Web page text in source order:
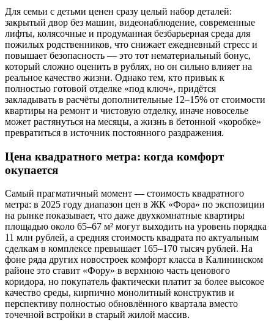
Для семьи с детьми ценен сразу целый набор деталей:
закрытый двор без машин, видеонаблюдение, современные
лифты, колясочные и продуманная безбарьерная среда для
пожилых родственников, что снижает ежедневный стресс и
повышает безопасность — это тот нематериальный бонус,
который сложно оценить в рублях, но он сильно влияет на
реальное качество жизни. Однако тем, кто привык к
полностью готовой отделке «под ключ», придётся
закладывать в расчёты дополнительные 12–15% от стоимости
квартиры на ремонт и чистовую отделку, иначе новоселье
может растянуться на месяцы, а жизнь в бетонной «коробке»
превратиться в источник постоянного раздражения.
Цена квадратного метра: когда комфорт
окупается
Самый прагматичный момент — стоимость квадратного
метра: в 2025 году диапазон цен в ЖК «Фора» по экспозиции
на рынке показывает, что даже двухкомнатные квартиры
площадью около 65–67 м² могут выходить на уровень порядка
11 млн рублей, а средняя стоимость квадрата по актуальным
сделкам в комплексе превышает 165–170 тысяч рублей. На
фоне ряда других новостроек комфорт класса в Калининском
районе это ставит «Фору» в верхнюю часть ценового
коридора, но покупатель фактически платит за более высокое
качество среды, кирпично монолитный конструктив и
перспективу полностью обновлённого квартала вместо
точечной встройки в старый жилой массив.